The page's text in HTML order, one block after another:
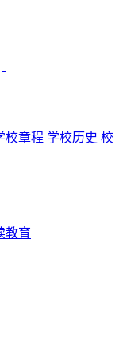
校章程 学校历史 校
教育